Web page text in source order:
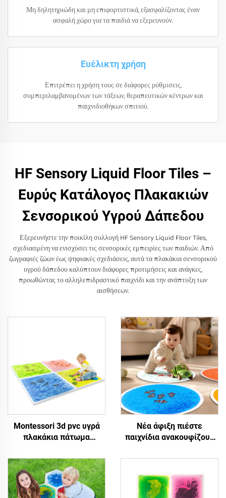
Μη δηλητηριώδη και μη επιφορτιστικά, εξασφαλίζοντας έναν
ασφαλή χώρο για τα παιδιά να εξερευνούν.
Ευέλικτη χρήση
Επιτρέπει η χρήση τους σε διάφορες ρύθμισεις,
συμπεριλαμβανομένων των τάξεων, θεραπευτικών κέντρων και
παιχνιδιοθήκων σπιτιού.
HF Sensory Liquid Floor Tiles –
Ευρύς Κατάλογος Πλακακιών
Σενσορικού Υγρού Δάπεδου
Εξερευνήστε την ποικίλη συλλογή HF Sensory Liquid Floor Tiles,
σχεδιασμένη να ενισχύσει τις σενσορικές εμπειρίες των παιδιών. Από
ζωγραφιές ζώων έως ψηφιακές σχεδιάσεις, αυτά τα πλακάκια σενσορικού
υγρού δάπεδου καλύπτουν διάφορες προτιμήσεις και ανάγκες,
προωθώντας το αλληλεπιδραστικό παιχνίδι και την ανάπτυξη των
αισθήσεων.
Montessori 3d pvc υγρά
πλακάκια πάτωμα
στρώματα για αυτισμό UV
αντανακλαστικό
εσωτερικό παιχνίδι για 5
έως 7 ετών παιδιά unisex
Νέα άφιξη πιέστε
παιχνίδια ανακουφίζουν
παιδιά νυχτερινό φως
αισθητήριες υγρές
πλακάτπολίδες